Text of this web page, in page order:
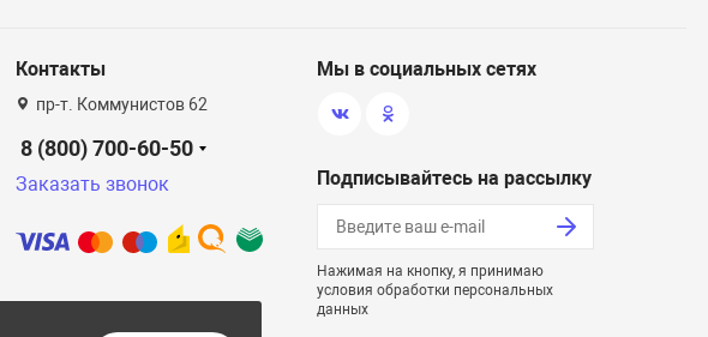
Контакты
пр-т. Коммунистов 62
8 (800) 700-60-50
Заказать звонок
Мы в социальных сетях
Подписывайтесь на рассылку
Нажимая на кнопку, я принимаю
условия обработки персональных
данных